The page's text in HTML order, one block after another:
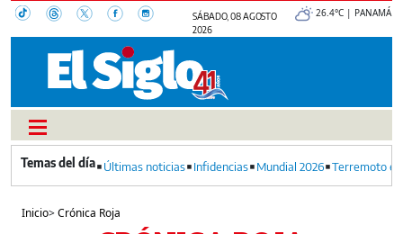
SÁBADO, 08 AGOSTO
2026
26.4°C | PANAMÁ
Últimas noticias Infidencias Mundial 2026 Terremoto
Inicio>Crónica Roja